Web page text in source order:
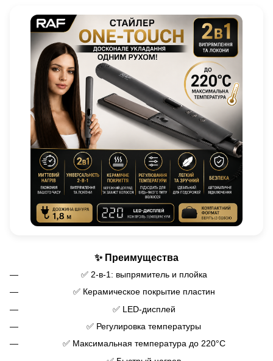
✨ Преимущества
✅ 2-в-1: выпрямитель и плойка
✅ Керамическое покрытие пластин
✅ LED-дисплей
✅ Регулировка температуры
✅ Максимальная температура до 220°C